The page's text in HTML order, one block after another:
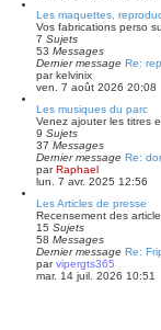
Les maquettes,
Vos fabrications perso
7 Sujets
53 Messages
Dernier message Re:
parkelvinix
ven. 7 août 2026 20:08
Les musiques du parc
Venez ajouter les titres
9 Sujets
37 Messages
Dernier message Re:
parRaphael
lun. 7 avr. 2025 12:56
Les Articles de presse
Recensement des
15 Sujets
58 Messages
Dernier message Re:
parvipergts365
mar. 14 juil. 2026 10:51